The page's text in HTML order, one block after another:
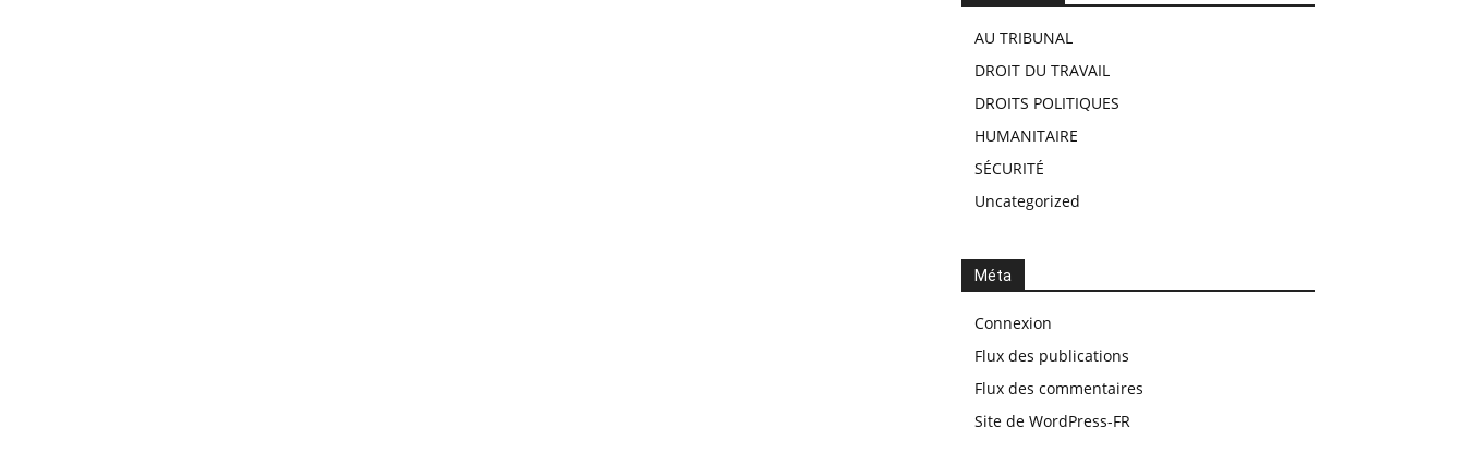
AU TRIBUNAL
DROIT DU TRAVAIL
DROITS POLITIQUES
HUMANITAIRE
SÉCURITÉ
Uncategorized
Méta
Connexion
Flux des publications
Flux des commentaires
Site de WordPress-FR